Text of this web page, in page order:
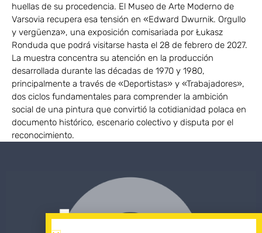
huellas de su procedencia. El Museo de Arte Moderno de
Varsovia recupera esa tensión en «Edward Dwurnik. Orgullo
y vergüenza», una exposición comisariada por Łukasz
Ronduda que podrá visitarse hasta el 28 de febrero de 2027.
La muestra concentra su atención en la producción
desarrollada durante las décadas de 1970 y 1980,
principalmente a través de «Deportistas» y «Trabajadores»,
dos ciclos fundamentales para comprender la ambición
social de una pintura que convirtió la cotidianidad polaca en
documento histórico, escenario colectivo y disputa por el
reconocimiento.